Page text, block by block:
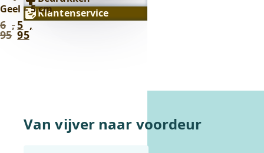
Klantenservice
Geel – 5 cm
6 ,
95
Oorspronkelijke
prijs
5 ,
95
Van vijver naar voordeur